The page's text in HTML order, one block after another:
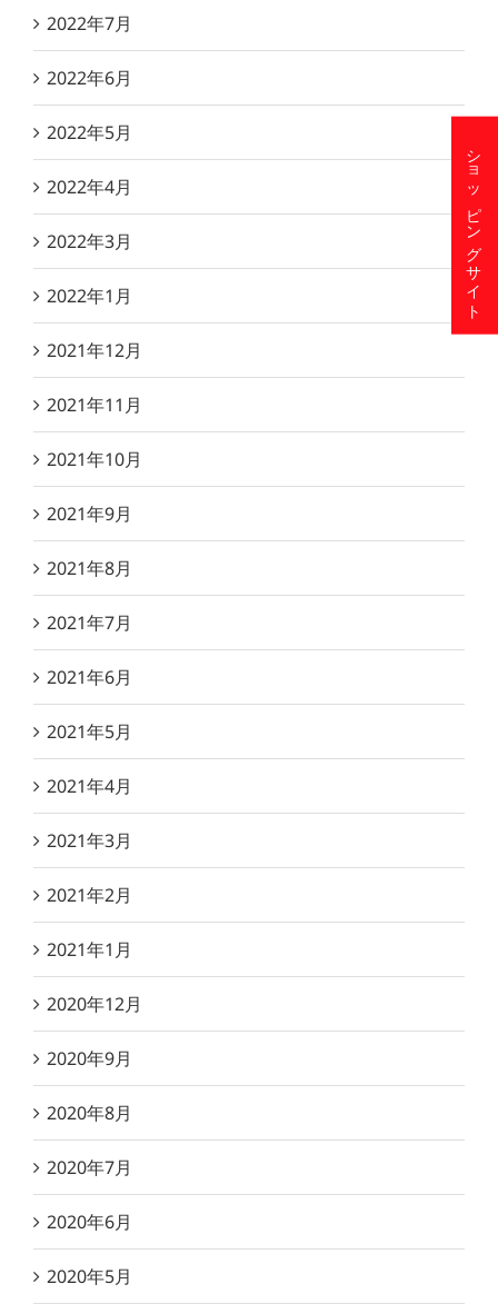
2022年7月
2022年6月
2022年5月
2022年4月
2022年3月
2022年1月
2021年12月
2021年11月
2021年10月
2021年9月
2021年8月
2021年7月
2021年6月
2021年5月
2021年4月
2021年3月
2021年2月
2021年1月
2020年12月
2020年9月
2020年8月
2020年7月
2020年6月
2020年5月
ショッピングサイト